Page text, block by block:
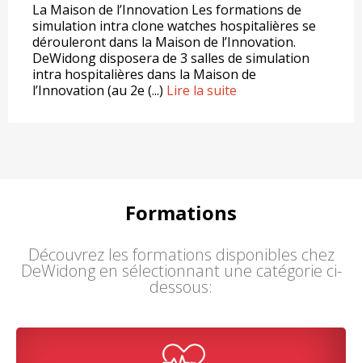
La Maison de l’Innovation Les formations de
simulation intra clone watches hospitalières se
dérouleront dans la Maison de l’Innovation.
DeWidong disposera de 3 salles de simulation
intra hospitalières dans la Maison de
l’Innovation (au 2e (...) Lire la suite
Formations
Découvrez les formations disponibles chez
DeWidong en sélectionnant une catégorie ci-
dessous: